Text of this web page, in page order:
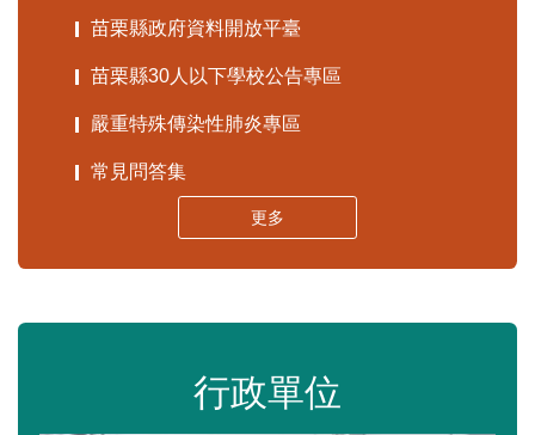
苗栗縣政府資料開放平臺
苗栗縣30人以下學校公告專區
嚴重特殊傳染性肺炎專區
常見問答集
更多
行政單位